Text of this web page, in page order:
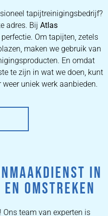
tapijtreinigingsbedrijf?
adres. Bij Atlas
Om tapijten, zetels
maken we gebruik van
En omdat
te zijn in wat we doen, kunt
uniek werk aanbieden.
IN
OMSTREKEN
team van experten is